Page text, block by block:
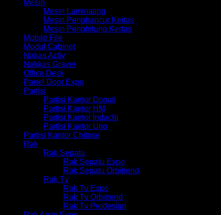
Mesin
Mesin Laminating
Mesin Penghancur Kertas
Mesin Penghitung Kertas
Mobile File
Modul Cabinet
Nakas Activ
Nakkas Graver
Office Desk
Panel Door Expo
Partisi
Partisi Kantor Donati
Partisi Kantor HM
Partisi Kantor Indachi
Partisi Kantor Uno
Partisi Kantor Chitose
Rak
Rak Sepatu
Rak Sepatu Expo
Rak Sepatu Orbitrend
Rak Tv
Rak Tv Expo
Rak Tv Orbitrend
Rak Tv Prodesign